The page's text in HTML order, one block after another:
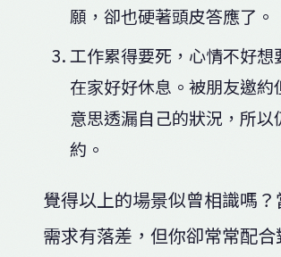
願，卻也硬著頭皮答應了。
工作累得要死，心情不好想
在家好好休息。被朋友邀約
意思透漏自己的狀況，所以
約。
覺得以上的場景似曾相識嗎
需求有落差，但你卻常常配